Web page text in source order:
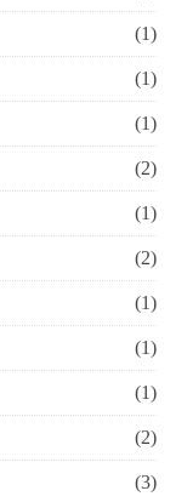
(1)
(1)
(1)
(2)
(1)
(2)
(1)
(1)
(1)
(2)
(3)